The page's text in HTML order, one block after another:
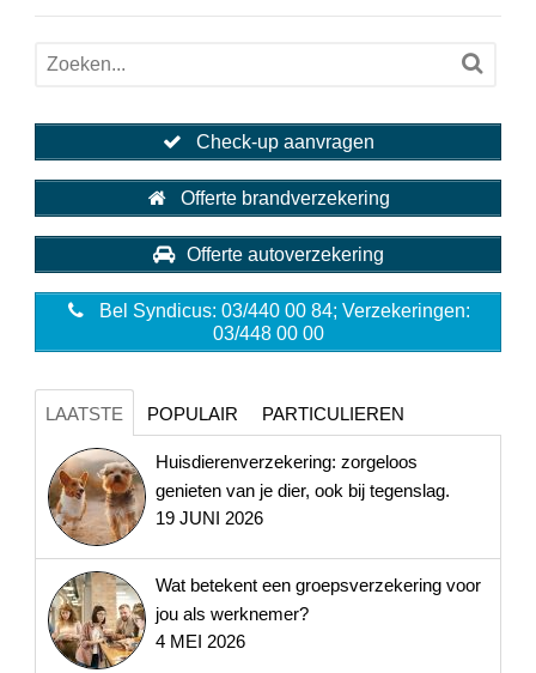
Check-up aanvragen
Offerte brandverzekering
Offerte autoverzekering
Bel Syndicus: 03/440 00 84; Verzekeringen:
03/448 00 00
LAATSTE POPULAIR PARTICULIEREN
Huisdierenverzekering: zorgeloos
genieten van je dier, ook bij tegenslag.
19 JUNI 2026
Wat betekent een groepsverzekering voor
jou als werknemer?
4 MEI 2026